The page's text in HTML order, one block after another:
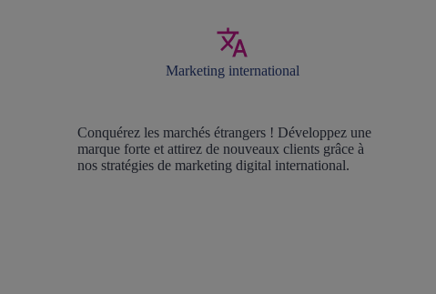
Marketing international
Conquérez les marchés étrangers ! Développez une
marque forte et attirez de nouveaux clients grâce à
nos stratégies de marketing digital international.